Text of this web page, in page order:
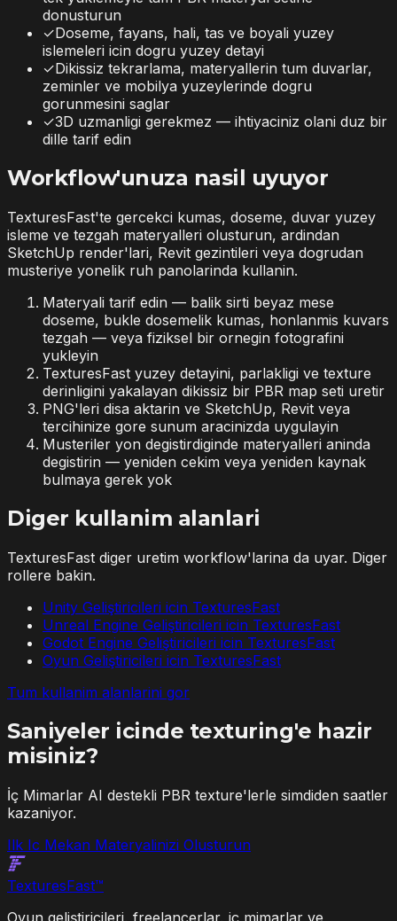
donusturun
✓Doseme, fayans, hali, tas ve boyali yuzey
islemeleri icin dogru yuzey detayi
✓Dikissiz tekrarlama, materyallerin tum duvarlar,
zeminler ve mobilya yuzeylerinde dogru
gorunmesini saglar
✓3D uzmanligi gerekmez — ihtiyaciniz olani duz bir
dille tarif edin
Workflow'unuza nasil uyuyor
TexturesFast'te gercekci kumas, doseme, duvar yuzey
isleme ve tezgah materyalleri olusturun, ardindan
SketchUp render'lari, Revit gezintileri veya dogrudan
musteriye yonelik ruh panolarinda kullanin.
Materyali tarif edin — balik sirti beyaz mese
doseme, bukle dosemelik kumas, honlanmis kuvars
tezgah — veya fiziksel bir ornegin fotografini
yukleyin
TexturesFast yuzey detayini, parlakligi ve texture
derinligini yakalayan dikissiz bir PBR map seti uretir
PNG'leri disa aktarin ve SketchUp, Revit veya
tercihinize gore sunum aracinizda uygulayin
Musteriler yon degistirdiginde materyalleri aninda
degistirin — yeniden cekim veya yeniden kaynak
bulmaya gerek yok
Diger kullanim alanlari
TexturesFast diger uretim workflow'larina da uyar. Diger
rollere bakin.
Unity Geliştiricileri icin TexturesFast
Unreal Engine Geliştiricileri icin TexturesFast
Godot Engine Geliştiricileri icin TexturesFast
Oyun Geliştiricileri icin TexturesFast
Tum kullanim alanlarini gor
Saniyeler icinde texturing'e hazir
misiniz?
İç Mimarlar AI destekli PBR texture'lerle simdiden saatler
kazaniyor.
Ilk Ic Mekan Materyalinizi Olusturun
TexturesFast™
Oyun geliştiricileri, freelancerlar, iç mimarlar ve